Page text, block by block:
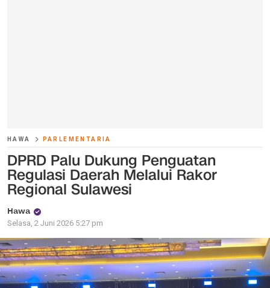
HAWA PARLEMENTARIA
DPRD Palu Dukung Penguatan
Regulasi Daerah Melalui Rakor
Regional Sulawesi
Hawa
Selasa, 2 Juni 2026 5:27 pm